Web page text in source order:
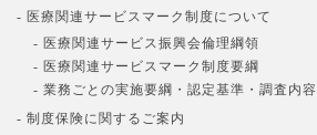
- 医療関連サービスマーク制度について
- 医療関連サービス振興会倫理綱領
- 医療関連サービスマーク制度要綱
- 業務ごとの実施要綱・認定基準・調査内容
- 制度保険に関するご案内